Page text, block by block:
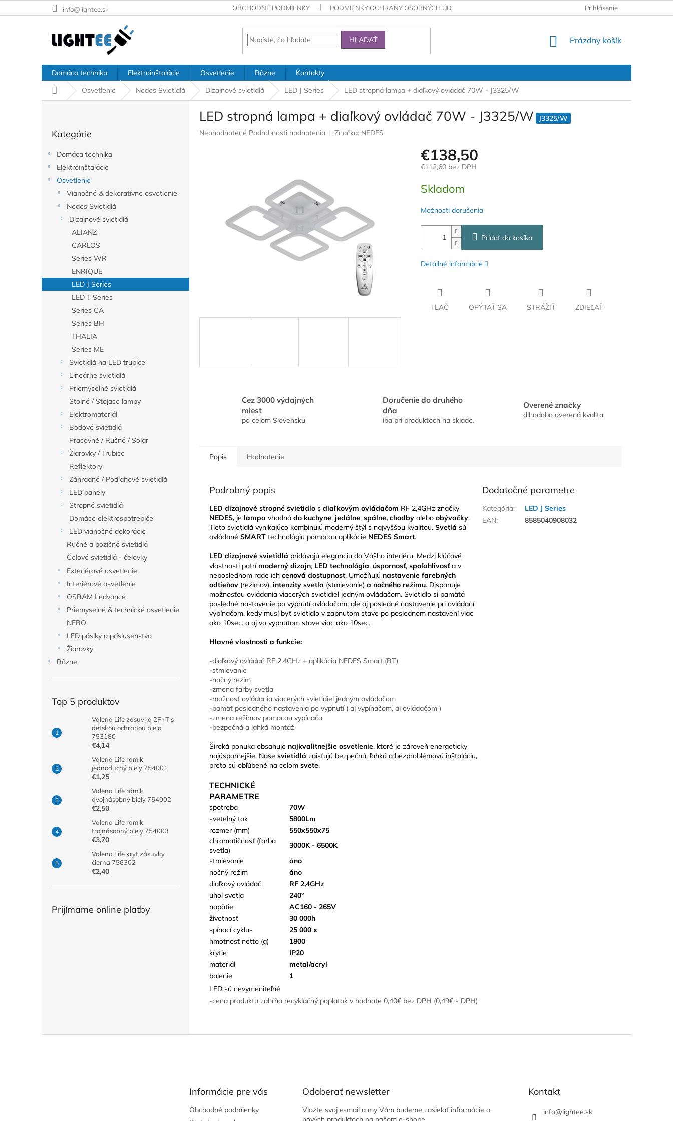
na
info@lightee.sk OBCHODNÉ PODMIENKY PODMIENKY OCHRANY OSOBNÝCH ÚDAJOV Prihlásenie
HĽADAŤ
NÁKUPNÝ
Prázdny košík
Domáca technika Elektroinštalácie Osvetlenie Rôzne
Kontakty
DomovOsvetlenie Nedes Svietidlá Dizajnové svietidlá LED J Series LED stropná lampa + diaľkový ovládač 70W - J3325/W
kategórie
Kategórie
Domáca technika
Elektroinštalácie
Osvetlenie
Vianočné & dekoratívne osvetlenie
Nedes Svietidlá
Dizajnové svietidlá
ALIANZ
CARLOS
Series WR
ENRIQUE
LED J Series
LED T Series
Series CA
Series BH
THALIA
Series ME
Svietidlá na LED trubice
Lineárne svietidlá
Priemyselné svietidlá
Stolné / Stojace lampy
Elektromateriál
Bodové svietidlá
Pracovné / Ručné / Solar
Žiarovky / Trubice
Reflektory
Záhradné / Podlahové svietidlá
LED panely
Stropné svietidlá
Domáce elektrospotrebiče
LED vianočné dekorácie
Ručné a pozičné svietidlá
Čelové svietidlá - čelovky
Exteriérové osvetlenie
Interiérové osvetlenie
OSRAM Ledvance
Priemyselné & technické osvetlenie
NEBO
LED pásiky a príslušenstvo
Žiarovky
Rôzne
Top 5 produktov
Valena Life zásuvka 2P+T s
detskou ochranou biela
753180
€4,14
Valena Life rámik
jednoduchý biely 754001
€1,25
Valena Life rámik
dvojnásobný biely 754002
€2,50
Valena Life rámik
trojnásobný biely 754003
€3,70
Valena Life kryt zásuvky
čierna 756302
€2,40
Prijímame online platby
LED stropná lampa + diaľkový ovládač 70W - J3325/W
J3325/W
Priemerné
Neohodnotené Podrobnosti hodnotenia Značka: NEDES
€138,50
€112,60 bez DPH
cena:
Skladom
Možnosti doručenia
Pridať do košíka
Detailné informácie
TLAČ OPÝTAŤ SA STRÁŽIŤ ZDIEĽAŤ
Cez 3000 výdajných
miest
po celom Slovensku
Doručenie do druhého
dňa
iba pri produktoch na sklade.
Overené značky
dlhodobo overená kvalita
Popis Hodnotenie
Podrobný popis
LED dizajnové stropné svietidlo s diaľkovým ovládačom RF 2,4GHz značky
NEDES, je lampa vhodná do kuchyne, jedálne, spálne, chodby alebo obývačky.
Tieto svietidlá vynikajúco kombinujú moderný štýl s najvyššou kvalitou. Svetlá sú
ovládané SMART technológiu pomocou aplikácie NEDES Smart.
LED dizajnové svietidlá pridávajú eleganciu do Vášho interiéru. Medzi kľúčové
vlastnosti patrímoderný dizajn, LED technológia, úspornosť, spoľahlivosť a v
neposlednom rade ich cenová dostupnosť. Umožňujú nastavenie farebných
odtieňov (režimov), intenzity svetla (stmievanie) a nočného režimu. Disponuje
možnosťou ovládania viacerých svietidiel jedným ovládačom. Svietidlo si pamätá
posledné nastavenie po vypnutí ovládačom, ale aj posledné nastavenie pri ovládaní
vypínačom, kedy musí byť svietidlo v zapnutom stave po poslednom nastavení viac
ako 10sec. a aj vo vypnutom stave viac ako 10sec.
Hlavné vlastnosti a funkcie:
-diaľkový ovládač RF 2,4GHz + aplikácia NEDES Smart (BT)
-stmievanie
-nočný režim
-zmena farby svetla
-možnosť ovládania viacerých svietidiel jedným ovládačom
-pamäť posledného nastavenia po vypnutí ( aj vypínačom, aj ovládačom )
-zmena režimov pomocou vypínača
-bezpečná a ľahká montáž
Široká ponuka obsahuje najkvalitnejšie osvetlenie, ktoré je zároveň energeticky
najúspornejšie. Naše svietidlá zaisťujú bezpečnú, ľahkú a bezproblémovú inštaláciu,
preto sú obľúbené na celom svete.
TECHNICKÉ
PARAMETRE
spotreba
70W
svetelný tok
5800Lm
rozmer (mm)
550x550x75
chromatičnosť (farba
svetla)
3000K - 6500K
stmievanie
áno
nočný režim
áno
diaľkový ovládač
RF 2,4GHz
uhol svetla
240°
napätie
AC160 - 265V
životnosť
30 000h
spínací cyklus
25 000 x
hmotnosť netto (g)
1800
krytie
IP20
materiál
metal/acryl
balenie
1
LED sú nevymeniteľné
-cena produktu zahŕňa recyklačný poplatok v hodnote 0,40€ bez DPH (0,49€ s DPH)
Dodatočné parametre
Kategória:
LED J Series
EAN: 8585040908032
Informácie pre vás
Obchodné podmienky
Odoberať newsletter
Vložte svoj e-mail a my Vám budeme zasielať informácie o
Kontakt
info@lightee.sk